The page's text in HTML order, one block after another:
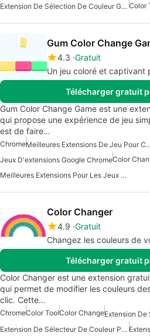
Extension De Sélection De Couleur Gratuite Color
Gum Color Change
4.3 Gratuit
Un jeu coloré et captivant
Télécharger gratuit
Gum Color Change Game est une
qui propose une expérience de jeu
est de faire…
Chrome
Meilleures
Jeux D'extensions Google ChromeColor
Meilleures Extensions Pour Les Jeux Chrome
Color Changer
4.9 Gratuit
Changez les couleurs de
Télécharger gratuit
Color Changer est une extension
qui permet de modifier les couleurs
clic. Cette…
ChromeColor ToolColor Change
Extension De Sélecteur De Couleur Pour Chrome